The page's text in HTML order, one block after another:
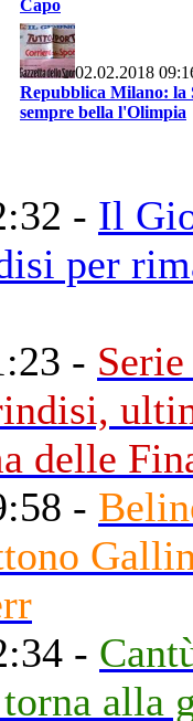
Capo
02.02.2018
Repubblica Milano: la
sempre bella l'Olimpia
- Il
per
-
delle
-
-
alla